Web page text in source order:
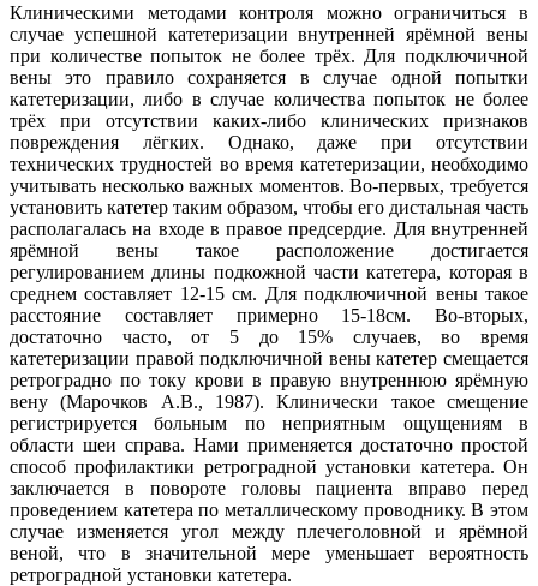
Клиническими методами контроля можно ограничиться в
случае успешной катетеризации внутренней ярёмной вены
при количестве попыток не более трёх. Для подключичной
вены это правило сохраняется в случае одной попытки
катетеризации, либо в случае количества попыток не более
трёх при отсутствии каких-либо клинических признаков
повреждения лёгких. Однако, даже при отсутствии
технических трудностей во время катетеризации, необходимо
учитывать несколько важных моментов. Во-первых, требуется
установить катетер таким образом, чтобы его дистальная часть
располагалась на входе в правое предсердие. Для внутренней
ярёмной вены такое расположение достигается
регулированием длины подкожной части катетера, которая в
среднем составляет 12-15 см. Для подключичной вены такое
расстояние составляет примерно 15-18см. Во-вторых,
достаточно часто, от 5 до 15% случаев, во время
катетеризации правой подключичной вены катетер смещается
ретроградно по току крови в правую внутреннюю ярёмную
вену (Марочков А.В., 1987). Клинически такое смещение
регистрируется больным по неприятным ощущениям в
области шеи справа. Нами применяется достаточно простой
способ профилактики ретроградной установки катетера. Он
заключается в повороте головы пациента вправо перед
проведением катетера по металлическому проводнику. В этом
случае изменяется угол между плечеголовной и ярёмной
веной, что в значительной мере уменьшает вероятность
ретроградной установки катетера.